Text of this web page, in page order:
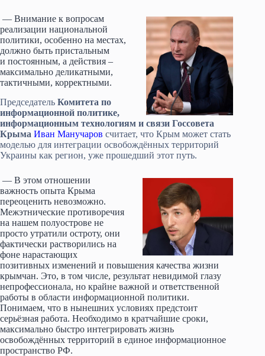
— Внимание к вопросам
реализации национальной
политики, особенно на местах,
должно быть пристальным
и постоянным, а действия –
максимально деликатными,
тактичными, корректными.
Председатель Комитета по
информационной политике,
информационным технологиям и связи Госсовета
Крыма Иван Манучаров считает, что Крым может стать
моделью для интеграции освобождённых территорий
Украины как регион, уже прошедший этот путь.
— В этом отношении
важность опыта Крыма
переоценить невозможно.
Межэтнические противоречия
на нашем полуострове не
просто утратили остроту, они
фактически растворились на
фоне нарастающих
позитивных изменений и повышения качества жизни
крымчан. Это, в том числе, результат невидимой глазу
непрофессионала, но крайне важной и ответственной
работы в области информационной политики.
Понимаем, что в нынешних условиях предстоит
серьёзная работа. Необходимо в кратчайшие сроки,
максимально быстро интегрировать жизнь
освобождённых территорий в единое информационное
пространство РФ.